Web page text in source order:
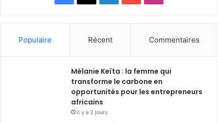
Populaire Récent Commentaires
Mélanie Keïta : la femme qui
transforme le carbone en
opportunités pour les entrepreneurs
africains
il y a 2 jours